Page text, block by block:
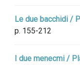
Le due bacchidi /
p. 155-212
I due menecmi /